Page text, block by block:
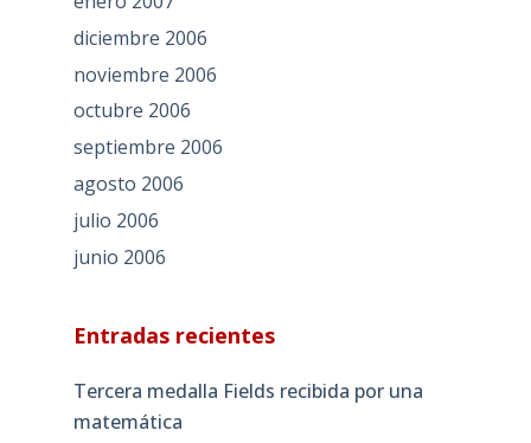
diciembre 2006
noviembre 2006
octubre 2006
septiembre 2006
agosto 2006
julio 2006
junio 2006
Entradas recientes
Tercera medalla Fields recibida por una
matemática